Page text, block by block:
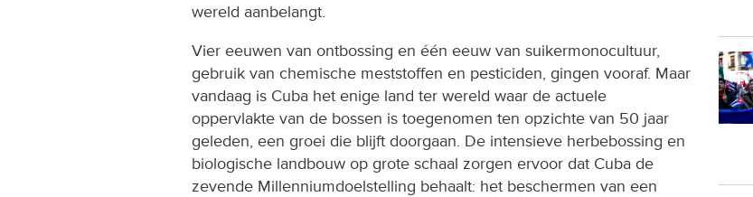
wereld aanbelangt.
Vier eeuwen van ontbossing en één eeuw van suikermonocultuur,
gebruik van chemische meststoffen en pesticiden, gingen vooraf. Maar
vandaag is Cuba het enige land ter wereld waar de actuele
oppervlakte van de bossen is toegenomen ten opzichte van 50 jaar
geleden, een groei die blijft doorgaan. De intensieve herbebossing en
biologische landbouw op grote schaal zorgen ervoor dat Cuba de
zevende Millenniumdoelstelling behaalt: het beschermen van een